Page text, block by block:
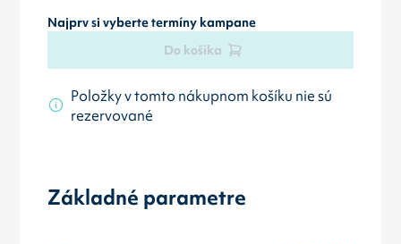
Najprv si vyberte termíny kampane
Do košíka
Položky v tomto nákupnom košíku nie sú
rezervované
Základné parametre